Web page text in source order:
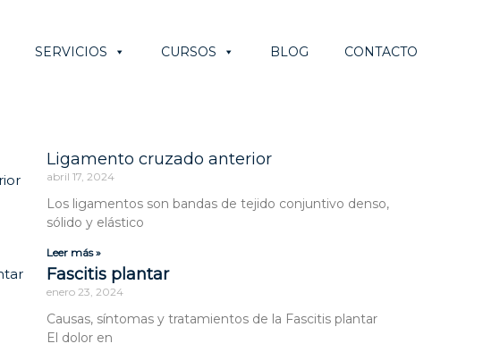
SERVICIOS CURSOS BLOG CONTACTO
Ligamento cruzado anterior
abril 17, 2024
Los ligamentos son bandas de tejido conjuntivo denso,
sólido y elástico
Leer más »
Fascitis plantar
enero 23, 2024
Causas, síntomas y tratamientos de la Fascitis plantar
El dolor en